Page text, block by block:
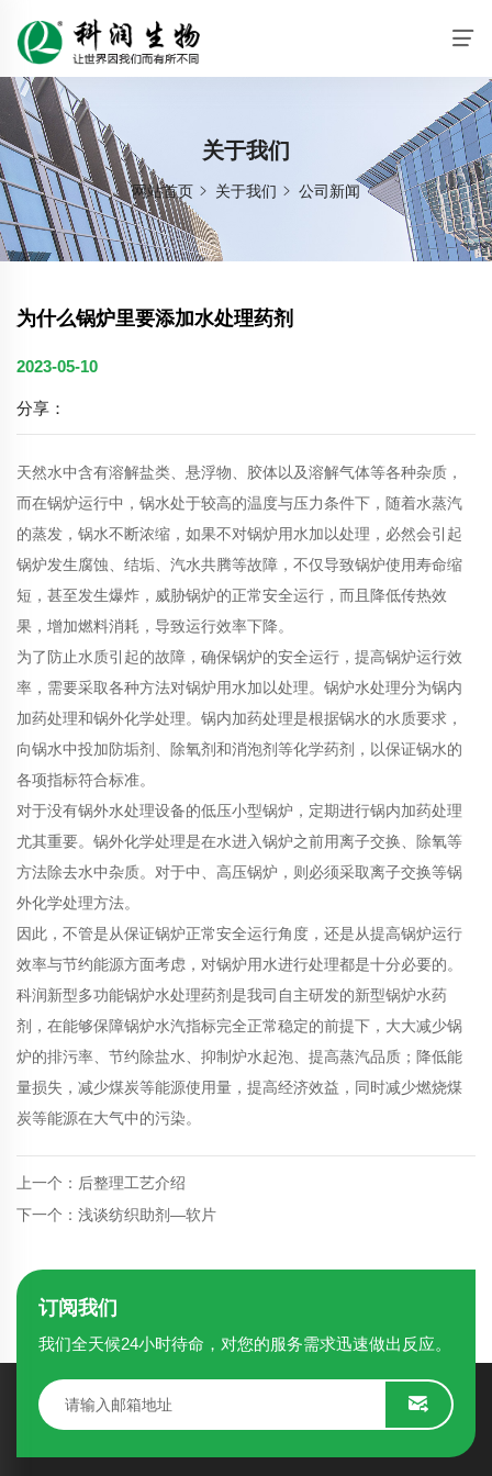
关于我们
网站首页 关于我们 公司新闻
为什么锅炉里要添加水处理药剂
2023-05-10
分享：
天然水中含有溶解盐类、悬浮物、胶体以及溶解气体等各种杂质，
而在锅炉运行中，锅水处于较高的温度与压力条件下，随着水蒸汽
的蒸发，锅水不断浓缩，如果不对锅炉用水加以处理，必然会引起
锅炉发生腐蚀、结垢、汽水共腾等故障，不仅导致锅炉使用寿命缩
短，甚至发生爆炸，威胁锅炉的正常安全运行，而且降低传热效
果，增加燃料消耗，导致运行效率下降。
为了防止水质引起的故障，确保锅炉的安全运行，提高锅炉运行效
率，需要采取各种方法对锅炉用水加以处理。锅炉水处理分为锅内
加药处理和锅外化学处理。锅内加药处理是根据锅水的水质要求，
向锅水中投加防垢剂、除氧剂和消泡剂等化学药剂，以保证锅水的
各项指标符合标准。
对于没有锅外水处理设备的低压小型锅炉，定期进行锅内加药处理
尤其重要。锅外化学处理是在水进入锅炉之前用离子交换、除氧等
方法除去水中杂质。对于中、高压锅炉，则必须采取离子交换等锅
外化学处理方法。
因此，不管是从保证锅炉正常安全运行角度，还是从提高锅炉运行
效率与节约能源方面考虑，对锅炉用水进行处理都是十分必要的。
科润新型多功能锅炉水处理药剂是我司自主研发的新型锅炉水药
剂，在能够保障锅炉水汽指标完全正常稳定的前提下，大大减少锅
炉的排污率、节约除盐水、抑制炉水起泡、提高蒸汽品质；降低能
量损失，减少煤炭等能源使用量，提高经济效益，同时减少燃烧煤
炭等能源在大气中的污染。
上一个：后整理工艺介绍
下一个：浅谈纺织助剂—软片
订阅我们
我们全天候24小时待命，对您的服务需求迅速做出反应。